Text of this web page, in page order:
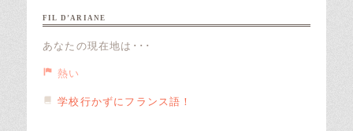
FIL D’ARIANE
あなたの現在地は･･･
熱い
学校行かずにフランス語！